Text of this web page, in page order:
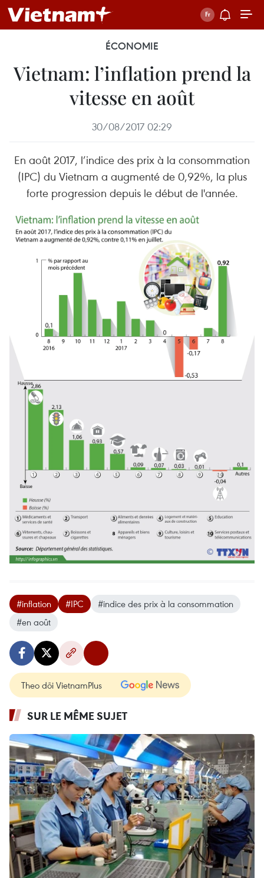
ÉCONOMIE
Vietnam: l’inflation prend la
vitesse en août
30/08/2017 02:29
En août 2017, l’indice des prix à la consommation
(IPC) du Vietnam a augmenté de 0,92%, la plus
forte progression depuis le début de l'année.
#inflation #IPC
#indice des prix à la consommation
#en août
Theo dõi VietnamPlus
SUR LE MÊME SUJET